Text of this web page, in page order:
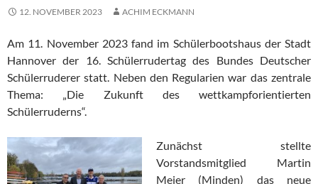
12. NOVEMBER 2023 ACHIM ECKMANN
Am 11. November 2023 fand im Schülerbootshaus der Stadt
Hannover der 16. Schülerrudertag des Bundes Deutscher
Schülerruderer statt. Neben den Regularien war das zentrale
Thema: „Die Zukunft des wettkampforientierten
Schülerruderns“.
Zunächst stellte
Vorstandsmitglied Martin
Meier (Minden) das neue